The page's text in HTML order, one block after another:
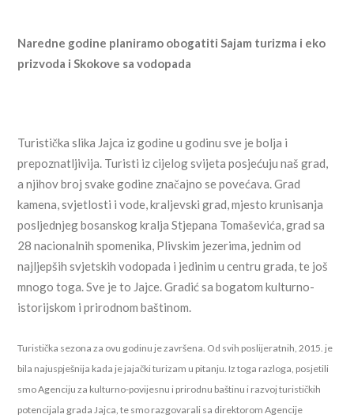
Naredne godine planiramo obogatiti Sajam turizma i eko
prizvoda i Skokove sa vodopada
Turistička slika Jajca iz godine u godinu sve je bolja i
prepoznatljivija. Turisti iz cijelog svijeta posjećuju naš grad,
a njihov broj svake godine značajno se povećava. Grad
kamena, svjetlosti i vode, kraljevski grad, mjesto krunisanja
posljednjeg bosanskog kralja Stjepana Tomaševića, grad sa
28 nacionalnih spomenika, Plivskim jezerima, jednim od
najljepših svjetskih vodopada i jedinim u centru grada, te još
mnogo toga. Sve je to Jajce. Gradić sa bogatom kulturno-
istorijskom i prirodnom baštinom.
Turistička sezona za ovu godinu je završena. Od svih poslijeratnih, 2015. je
bila najuspješnija kada je jajački turizam u pitanju. Iz toga razloga, posjetili
smo Agenciju za kulturno-povijesnu i prirodnu baštinu i razvoj turističkih
potencijala grada Jajca, te smo razgovarali sa direktorom Agencije